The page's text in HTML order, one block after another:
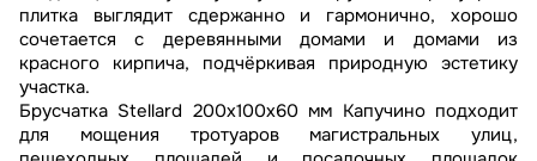
плитка выглядит сдержанно и гармонично, хорошо
сочетается с деревянными домами и домами из
красного кирпича, подчёркивая природную эстетику
участка.
Брусчатка Stellard 200х100х60 мм Капучино подходит
для мощения тротуаров магистральных улиц,